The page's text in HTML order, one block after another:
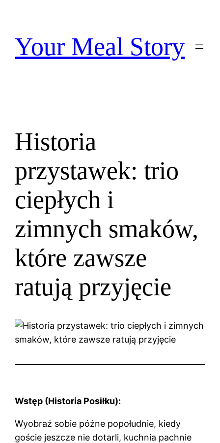
treściYour Meal Story
Historia
przystawek: trio
ciepłych i
zimnych smaków,
które zawsze
ratują przyjęcie
Wstęp (Historia Posiłku):
Wyobraź sobie późne popołudnie, kiedy
goście jeszcze nie dotarli, kuchnia pachnie